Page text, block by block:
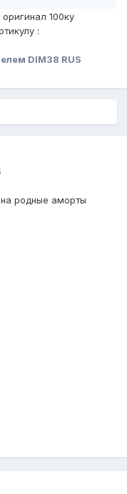
100ку
:
DIM38 RUS
родные аморты